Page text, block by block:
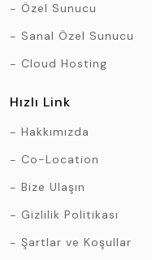
Özel Sunucu
Sanal Özel Sunucu
Cloud Hosting
Hızlı Link
Hakkımızda
Co-Location
Bize Ulaşın
Gizlilik Politikası
Şartlar ve Koşullar